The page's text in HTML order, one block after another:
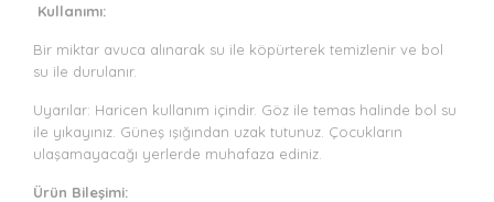
Kullanımı:
Bir miktar avuca alınarak su ile köpürterek temizlenir ve bol
su ile durulanır.
Uyarılar: Haricen kullanım içindir. Göz ile temas halinde bol su
ile yıkayınız. Güneş ışığından uzak tutunuz. Çocukların
ulaşamayacağı yerlerde muhafaza ediniz.
Ürün Bileşimi: